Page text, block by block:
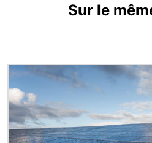
Sur le
Image